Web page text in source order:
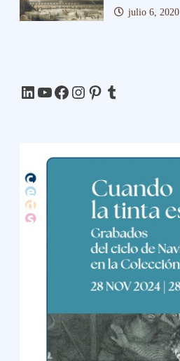
julio 6, 2020
LinkedIn
YouTube
Facebook
Instagram
Pinterest
Tumblr